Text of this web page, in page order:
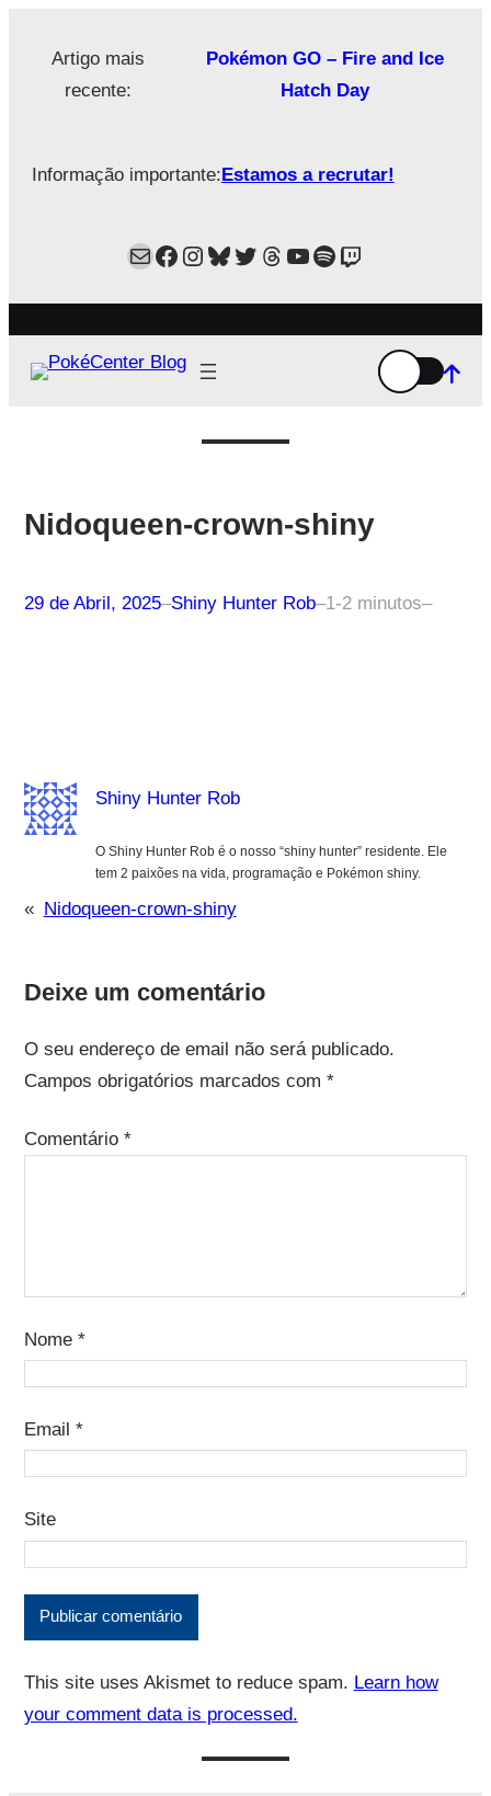
Artigo mais
recente:
Pokémon GO – Fire and Ice
Hatch Day
Informação importante:Estamos a recrutar!
MailFacebook
Instagram
Bluesky
Twitter
Estamos no Threads!
YouTube
Spotify
Twitch
Nidoqueen-crown-shiny
29 de Abril, 2025–Shiny Hunter Rob–1-2 minutos–
Shiny Hunter Rob
O Shiny Hunter Rob é o nosso “shiny hunter” residente. Ele
tem 2 paixões na vida, programação e Pokémon shiny.
« Nidoqueen-crown-shiny
Deixe um comentário
O seu endereço de email não será publicado.
Campos obrigatórios marcados com *
Comentário *
Nome *
Email *
Site
This site uses Akismet to reduce spam. Learn how
your comment data is processed.